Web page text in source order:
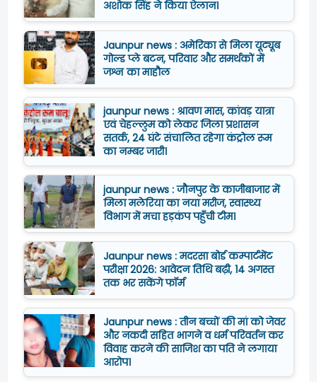
अशोक सिंह ने किया ऐलान।
Jaunpur news : अमेरिका से मिला यूट्यूब
गोल्ड प्ले बटन, परिवार और समर्थकों में
जश्न का माहौल
jaunpur news : श्रावण मास, कांवड़ यात्रा
एवं चेहल्लुम को लेकर जिला प्रशासन
सतर्क, 24 घंटे संचालित रहेगा कंट्रोल रूम
का नम्बर जारी।
jaunpur news : जौनपुर के काजीबाजार में
मिला मलेरिया का नया मरीज, स्वास्थ्य
विभाग में मचा हड़कंप पहुँची टीम।
Jaunpur news : मदरसा बोर्ड कम्पार्टमेंट
परीक्षा 2026: आवेदन तिथि बढ़ी, 14 अगस्त
तक भर सकेंगे फॉर्म
Jaunpur news : तीन बच्चों की मां को जेवर
और नकदी सहित भागने व धर्म परिवर्तन कर
विवाह करने की साजिश का पति ने लगाया
आरोप।